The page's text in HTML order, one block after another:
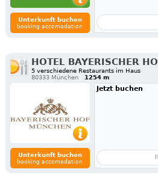
Unterkunft buchen
booking accomodation
HOTEL BAYERISCHER
5 verschiedene Restaurants im Haus
80333 München
1254 m
Unterkunft buchen
booking accomodation
Jetzt buchen